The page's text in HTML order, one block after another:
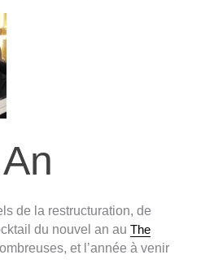
de la restructuration, de
du nouvel an au The
et l’année à venir